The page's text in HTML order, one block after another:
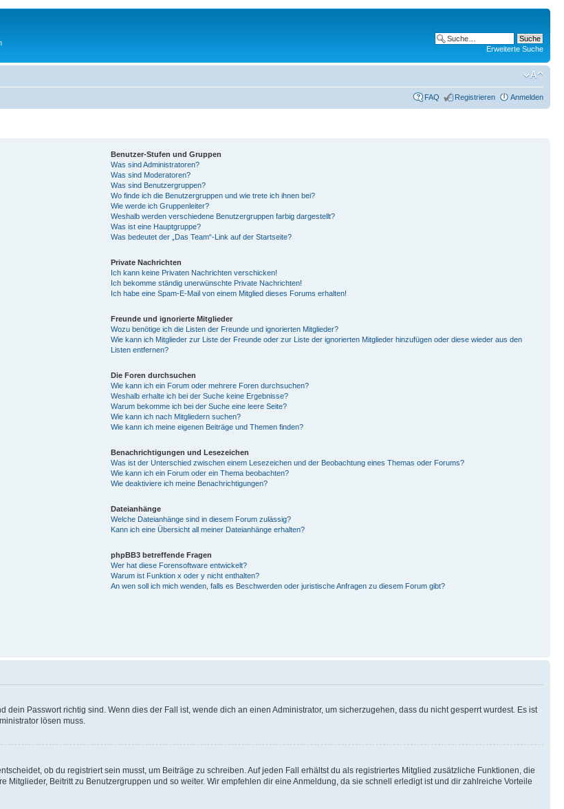
Erweiterte Suche
FAQ Registrieren Anmelden
Benutzer-Stufen und Gruppen
Was sind Administratoren?
Was sind Moderatoren?
Was sind Benutzergruppen?
Wo finde ich die Benutzergruppen und wie trete ich ihnen bei?
Wie werde ich Gruppenleiter?
Weshalb werden verschiedene Benutzergruppen farbig dargestellt?
Was ist eine Hauptgruppe?
Was bedeutet der „Das Team“-Link auf der Startseite?
Private Nachrichten
Ich kann keine Privaten Nachrichten verschicken!
Ich bekomme ständig unerwünschte Private Nachrichten!
Ich habe eine Spam-E-Mail von einem Mitglied dieses Forums erhalten!
Freunde und ignorierte Mitglieder
Wozu benötige ich die Listen der Freunde und ignorierten Mitglieder?
Wie kann ich Mitglieder zur Liste der Freunde oder zur Liste der ignorierten Mitglieder hinzufügen oder diese wieder aus den
Listen entfernen?
Die Foren durchsuchen
Wie kann ich ein Forum oder mehrere Foren durchsuchen?
Weshalb erhalte ich bei der Suche keine Ergebnisse?
Warum bekomme ich bei der Suche eine leere Seite?
Wie kann ich nach Mitgliedern suchen?
Wie kann ich meine eigenen Beiträge und Themen finden?
Benachrichtigungen und Lesezeichen
Was ist der Unterschied zwischen einem Lesezeichen und der Beobachtung eines Themas oder Forums?
Wie kann ich ein Forum oder ein Thema beobachten?
Wie deaktiviere ich meine Benachrichtigungen?
Dateianhänge
Welche Dateianhänge sind in diesem Forum zulässig?
Kann ich eine Übersicht all meiner Dateianhänge erhalten?
phpBB3 betreffende Fragen
Wer hat diese Forensoftware entwickelt?
Warum ist Funktion x oder y nicht enthalten?
An wen soll ich mich wenden, falls es Beschwerden oder juristische Anfragen zu diesem Forum gibt?
Passwort richtig sind. Wenn dies der Fall ist, wende dich an einen Administrator, um sicherzugehen, dass du nicht gesperrt wurdest. Es ist
lösen muss.
ob du registriert sein musst, um Beiträge zu schreiben. Auf jeden Fall erhältst du als registriertes Mitglied zusätzliche Funktionen, die
Beitritt zu Benutzergruppen und so weiter. Wir empfehlen dir eine Anmeldung, da sie schnell erledigt ist und dir zahlreiche Vorteile